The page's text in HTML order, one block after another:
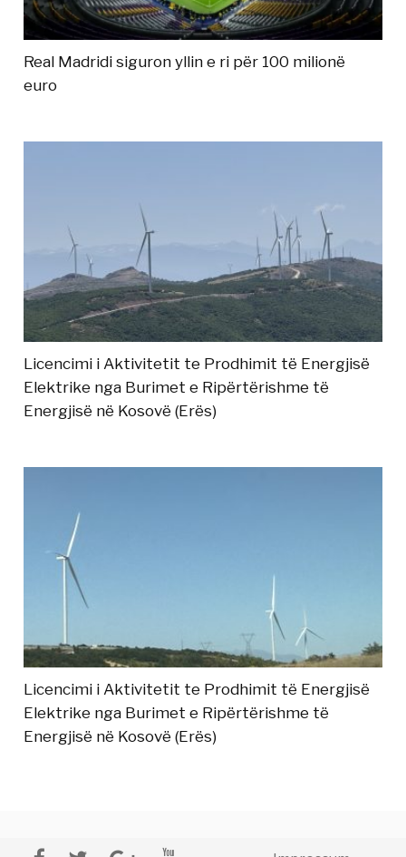
Real Madridi siguron yllin e ri për 100 milionë
euro
Licencimi i Aktivitetit te Prodhimit të Energjisë
Elektrike nga Burimet e Ripërtërishme të
Energjisë në Kosovë (Erës)
Licencimi i Aktivitetit te Prodhimit të Energjisë
Elektrike nga Burimet e Ripërtërishme të
Energjisë në Kosovë (Erës)